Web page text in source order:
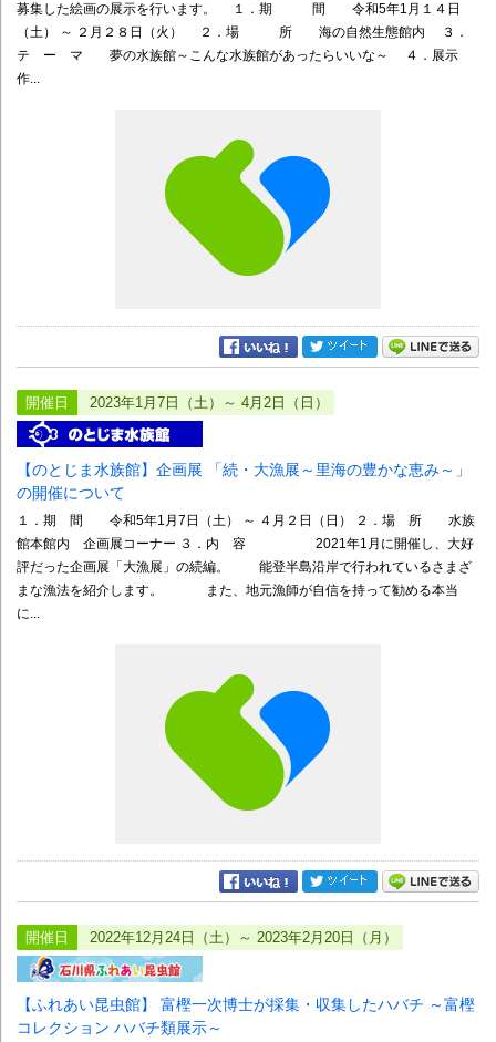
募集した絵画の展示を行います。 １．期 間 令和5年1月１４日
（土） ～ ２月２８日（火） ２．場 所 海の自然生態館内 ３．
テ ー マ 夢の水族館～こんな水族館があったらいいな～ ４．展示
作...
開催日 2023年1月7日（土）～ 4月2日（日）
【のとじま水族館】企画展 「続・大漁展～里海の豊かな恵み～」
の開催について
１．期 間 令和5年1月7日（土） ～ ４月２日（日） ２．場 所 水族
館本館内 企画展コーナー ３．内 容 2021年1月に開催し、大好
評だった企画展「大漁展」の続編。 能登半島沿岸で行われているさまざ
まな漁法を紹介します。 また、地元漁師が自信を持って勧める本当
に...
開催日 2022年12月24日（土）～ 2023年2月20日（月）
【ふれあい昆虫館】 富樫一次博士が採集・収集したハバチ ～富樫
コレクション ハバチ類展示～